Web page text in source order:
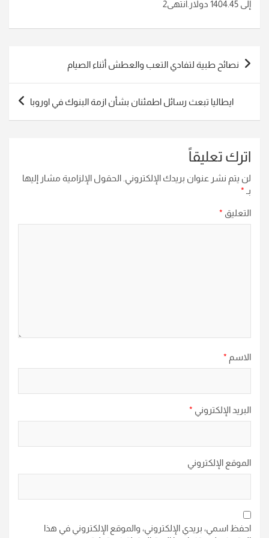
إلى ‏‏1404.45 دولار.‏انتهى2
تصفّح
المقالات
نصائح طبية لتفادي التعب والعطش أثناء الصيام
ايطاليا تبعث رسائل اطمئنان بشأن ازمة البنوك في اوروبا
اترك تعليقاً
لن يتم نشر عنوان بريدك الإلكتروني. الحقول الإلزامية مشار إليها
بـ *
التعليق *
الاسم *
البريد الإلكتروني *
الموقع الإلكتروني
احفظ اسمي، بريدي الإلكتروني، والموقع الإلكتروني في هذا